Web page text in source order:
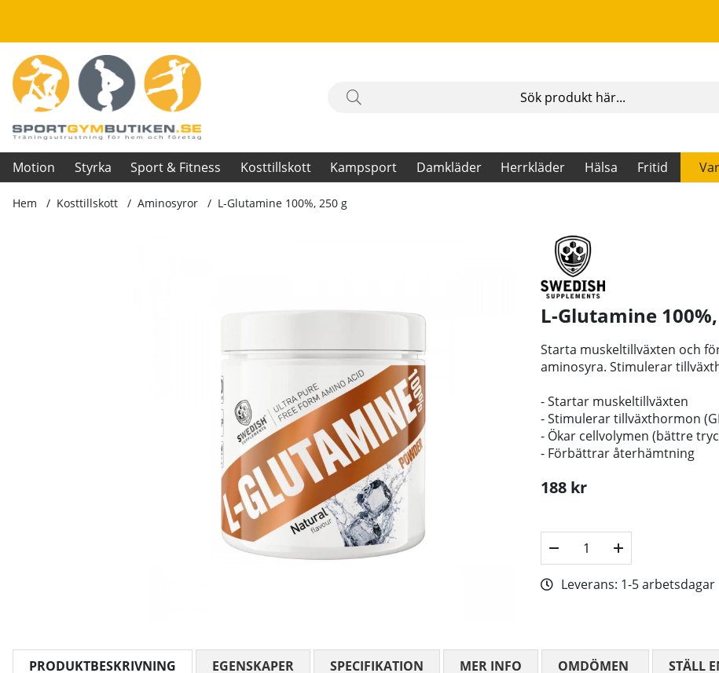
Motion Styrka Sport & Fitness Kosttillskott Kampsport Damkläder Herrkläder Hälsa Fritid
Hem Kosttillskott Aminosyror L-Glutamine 100%, 250 g
L-Glutamine
Starta muskeltillväxten och
aminosyra. Stimulerar
- Startar muskeltillväxten
- Stimulerar tillväxthormon
- Ökar cellvolymen (bättre
- Förbättrar återhämtning
188 kr
Leverans: 1-5 arbetsdagar
PRODUKTBESKRIVNING EGENSKAPER SPECIFIKATION MER INFO OMDÖMEN STÄLL